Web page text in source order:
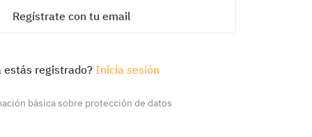
Regístrate con tu email
estás registrado? Inicia sesión
básica sobre protección de datos